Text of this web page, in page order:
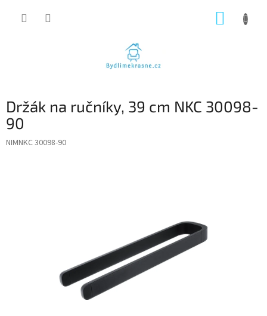
Držák na ručníky, 39 cm NKC 30098-
90
NIMNKC 30098-90